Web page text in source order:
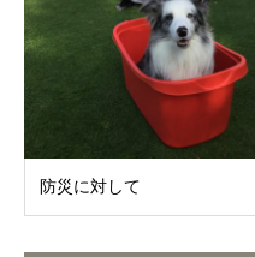
防災に対して